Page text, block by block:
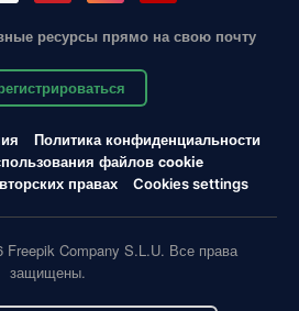
ресурсы прямо на свою почту
Политика конфиденциальности
файлов cookie
правах
Cookies settings
Freepik Company S.L.U. Все права
защищены.